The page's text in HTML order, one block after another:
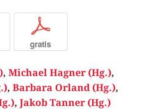
p
gratis
, Michael Hagner (Hg.),
, Barbara Orland (Hg.),
, Jakob Tanner (Hg.)